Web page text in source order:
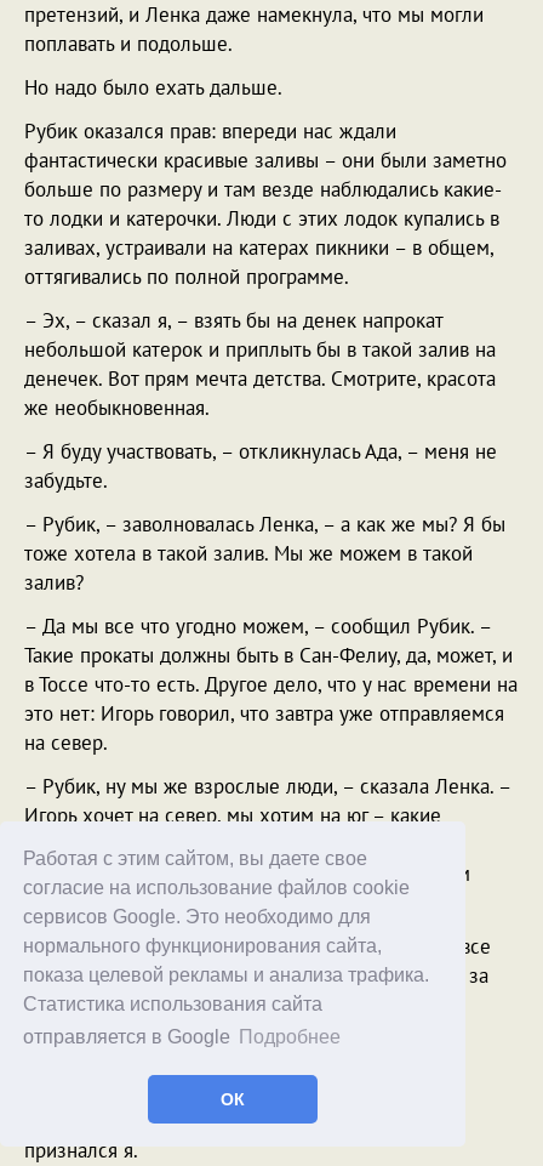
Работая с этим сайтом, вы даете свое
согласие на использование файлов cookie
сервисов Google. Это необходимо для
нормального функционирования сайта,
показа целевой рекламы и анализа трафика.
Статистика использования сайта
отправляется в Google
Подробнее
ОК
претензий, и Ленка даже намекнула, что мы могли
поплавать и подольше.
Но надо было ехать дальше.
Рубик оказался прав: впереди нас ждали
фантастически красивые заливы – они были заметно
больше по размеру и там везде наблюдались какие-
то лодки и катерочки. Люди с этих лодок купались в
заливах, устраивали на катерах пикники – в общем,
оттягивались по полной программе.
– Эх, – сказал я, – взять бы на денек напрокат
небольшой катерок и приплыть бы в такой залив на
денечек. Вот прям мечта детства. Смотрите, красота
же необыкновенная.
– Я буду участвовать, – откликнулась Ада, – меня не
забудьте.
– Рубик, – заволновалась Ленка, – а как же мы? Я бы
тоже хотела в такой залив. Мы же можем в такой
залив?
– Да мы все что угодно можем, – сообщил Рубик. –
Такие прокаты должны быть в Сан-Фелиу, да, может, и
в Тоссе что-то есть. Другое дело, что у нас времени на
это нет: Игорь говорил, что завтра уже отправляемся
на север.
– Рубик, ну мы же взрослые люди, – сказала Ленка. –
Игорь хочет на север, мы хотим на юг – какие
проблемы? Пускай сам едет на север, а мы тут
оттянемся. Потом его догоним. Что я там на этом
севере не видела?
– Не знаю, – признался Рубик, – я-то там почти все
видел. Но там тоже интересно и красиво. Ладно, за
ужином обсудим. Сейчас вы явно поддались
очарованию момента.
– Лично я очень поддалась, – призналась Ада.
– И мне этот момент хочется как-то продлить, –
признался я.